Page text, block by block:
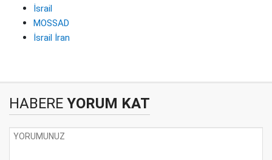
İsrail
MOSSAD
İsrail İran
HABERE YORUM KAT